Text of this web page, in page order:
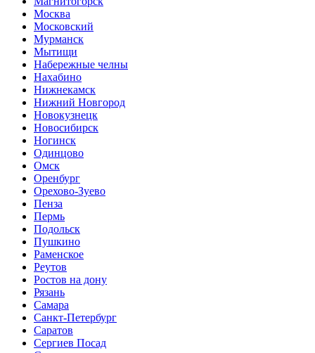
Москва
Московский
Мурманск
Мытищи
Набережные челны
Нахабино
Нижнекамск
Нижний Новгород
Новокузнецк
Новосибирск
Ногинск
Одинцово
Омск
Оренбург
Орехово-Зуево
Пенза
Пермь
Подольск
Пушкино
Раменское
Реутов
Ростов на дону
Рязань
Самара
Санкт-Петербург
Саратов
Сергиев Посад